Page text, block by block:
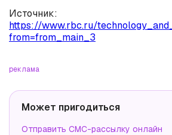
Источник:
https://www.rbc.ru/
from=from_main_3
реклама
Может пригодиться
Отправить СМС-рассылку онлайн